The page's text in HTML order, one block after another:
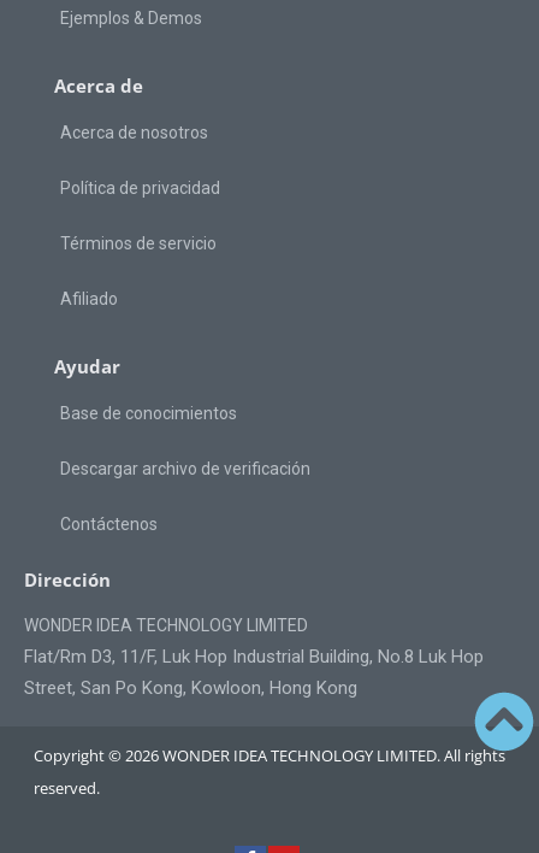
Ejemplos & Demos
Acerca de
Acerca de nosotros
Política de privacidad
Términos de servicio
Afiliado
Ayudar
Base de conocimientos
Descargar archivo de verificación
Contáctenos
Dirección
WONDER IDEA TECHNOLOGY LIMITED
Flat/Rm D3, 11/F, Luk Hop Industrial Building, No.8 Luk Hop
Street, San Po Kong, Kowloon, Hong Kong
Copyright © 2026 WONDER IDEA TECHNOLOGY LIMITED. All rights
reserved.